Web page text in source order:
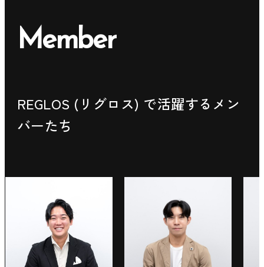
Member
REGLOS (リグロス) で活躍するメン
バーたち